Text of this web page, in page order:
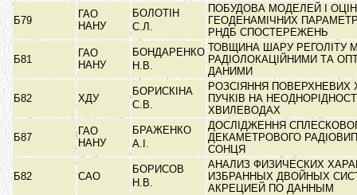
Б79
ГАО
НАНУ
БОЛОТІН
С.Л.
ПОБУДОВА МОДЕЛЕЙ І
ГЕОДЕНАМІЧНИХ
РНДБ СПОСТЕРЕЖЕНЬ
Б81
ГАО
НАНУ
БОНДАРЕНКО
Н.В.
ТОВЩИНА ШАРУ РЕГОЛІТУ
РАДІОЛОКАЦІЙНИМИ ТА
ДАНИМИ
Б82 ХДУ
БОРИСКІНА
С.В.
РОЗСІЯННЯ ПОВЕРХНЕВИХ
ПУЧКІВ НА
ХВИЛЕВОДАХ
Б87
ГАО
НАНУ
БРАЖЕНКО
А.І.
ДОСЛІДЖЕННЯ
ДЕКАМЕТРОВОГО
СОНЦЯ
Б82 САО
БОРИСОВ
Н.В.
АНАЛИЗ ФИЗИЧЕСКИХ
ИЗБРАННЫХ ДВОЙНЫХ
АКРЕЦИЕЙ ПО ДАННЫМ